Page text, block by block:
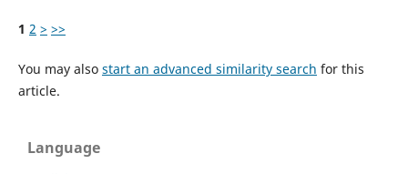
1 2 > >>
You may also start an advanced similarity search for this
article.
Language